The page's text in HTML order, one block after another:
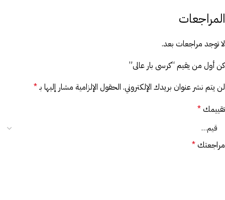
المراجعات
لا توجد مراجعات بعد.
كن أول من يقيم “كرسى بار عالى”
لن يتم نشر عنوان بريدك الإلكتروني. الحقول الإلزامية مشار إليها بـ*
تقييمك*
مراجعتك*